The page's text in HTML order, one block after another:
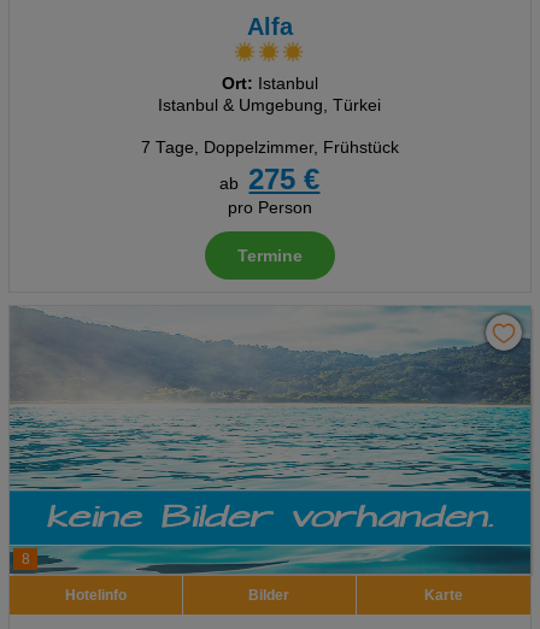
Alfa
Ort: Istanbul
Istanbul & Umgebung, Türkei
7 Tage, Doppelzimmer, Frühstück
ab
275 €
pro Person
Termine
8
Hotelinfo Bilder Karte